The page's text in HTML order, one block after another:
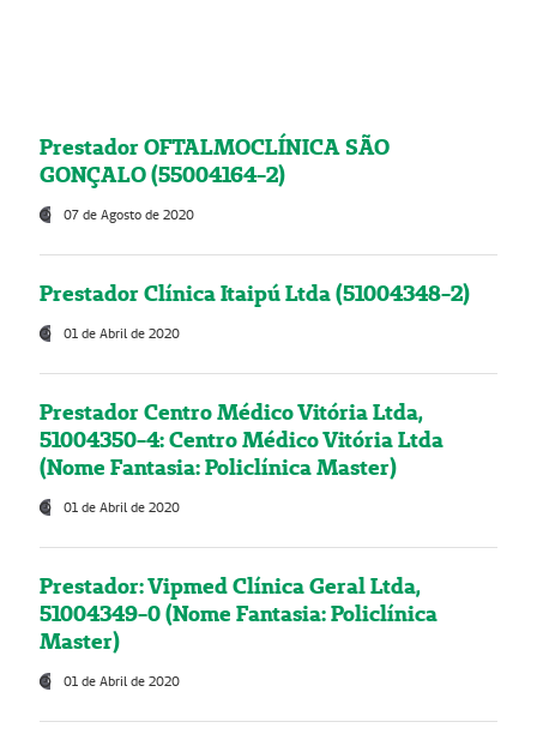
Prestador OFTALMOCLÍNICA SÃO
GONÇALO (55004164-2)
07 de Agosto de 2020
Prestador Clínica Itaipú Ltda (51004348-2)
01 de Abril de 2020
Prestador Centro Médico Vitória Ltda,
51004350-4: Centro Médico Vitória Ltda
(Nome Fantasia: Policlínica Master)
01 de Abril de 2020
Prestador: Vipmed Clínica Geral Ltda,
51004349-0 (Nome Fantasia: Policlínica
Master)
01 de Abril de 2020